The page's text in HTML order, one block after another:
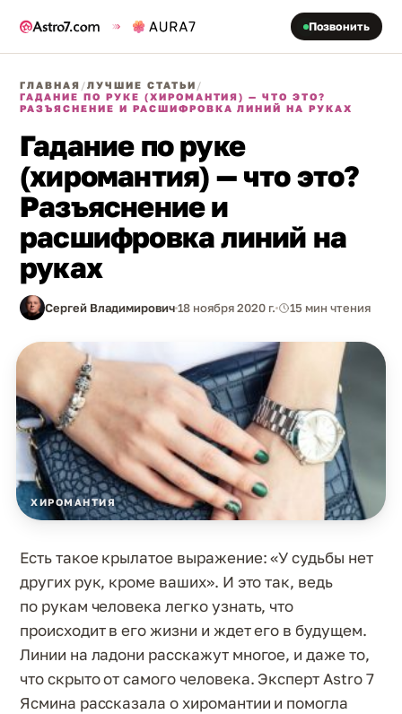
Позвонить
ГЛАВНАЯ /ЛУЧШИЕ СТАТЬИ /
ГАДАНИЕ ПО РУКЕ (ХИРОМАНТИЯ) — ЧТО ЭТО?
РАЗЪЯСНЕНИЕ И РАСШИФРОВКА ЛИНИЙ НА РУКАХ
Гадание по руке
(хиромантия) — что это?
Разъяснение и
расшифровка линий на
руках
Сергей Владимирович18 ноября 2020 г. 15 мин чтения
ХИРОМАНТИЯ
Есть такое крылатое выражение: «У судьбы нет
других рук, кроме ваших». И это так, ведь
по рукам человека легко узнать, что
происходит в его жизни и ждет его в будущем.
Линии на ладони расскажут многое, и даже то,
что скрыто от самого человека. Эксперт Astro 7
Ясмина рассказала о хиромантии и помогла